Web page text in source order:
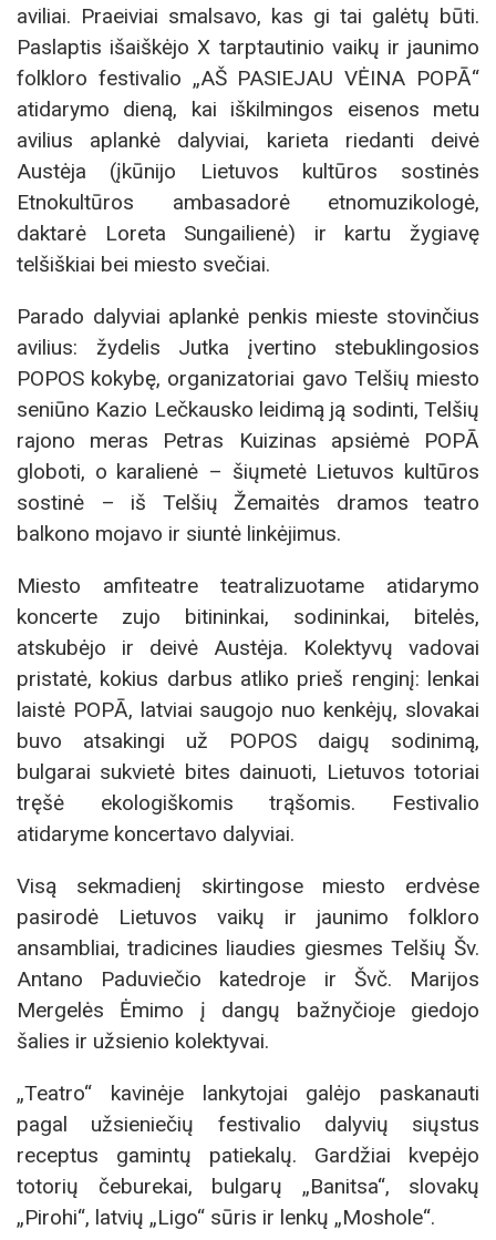
aviliai. Praeiviai smalsavo, kas gi tai galėtų būti.
Paslaptis išaiškėjo X tarptautinio vaikų ir jaunimo
folkloro festivalio „AŠ PASIEJAU VĖINA POPĀ“
atidarymo dieną, kai iškilmingos eisenos metu
avilius aplankė dalyviai, karieta riedanti deivė
Austėja (įkūnijo Lietuvos kultūros sostinės
Etnokultūros ambasadorė etnomuzikologė,
daktarė Loreta Sungailienė) ir kartu žygiavę
telšiškiai bei miesto svečiai.
Parado dalyviai aplankė penkis mieste stovinčius
avilius: žydelis Jutka įvertino stebuklingosios
POPOS kokybę, organizatoriai gavo Telšių miesto
seniūno Kazio Lečkausko leidimą ją sodinti, Telšių
rajono meras Petras Kuizinas apsiėmė POPĀ
globoti, o karalienė – šiųmetė Lietuvos kultūros
sostinė – iš Telšių Žemaitės dramos teatro
balkono mojavo ir siuntė linkėjimus.
Miesto amfiteatre teatralizuotame atidarymo
koncerte zujo bitininkai, sodininkai, bitelės,
atskubėjo ir deivė Austėja. Kolektyvų vadovai
pristatė, kokius darbus atliko prieš renginį: lenkai
laistė POPĀ, latviai saugojo nuo kenkėjų, slovakai
buvo atsakingi už POPOS daigų sodinimą,
bulgarai sukvietė bites dainuoti, Lietuvos totoriai
tręšė ekologiškomis trąšomis. Festivalio
atidaryme koncertavo dalyviai.
Visą sekmadienį skirtingose miesto erdvėse
pasirodė Lietuvos vaikų ir jaunimo folkloro
ansambliai, tradicines liaudies giesmes Telšių Šv.
Antano Paduviečio katedroje ir Švč. Marijos
Mergelės Ėmimo į dangų bažnyčioje giedojo
šalies ir užsienio kolektyvai.
„Teatro“ kavinėje lankytojai galėjo paskanauti
pagal užsieniečių festivalio dalyvių siųstus
receptus gamintų patiekalų. Gardžiai kvepėjo
totorių čeburekai, bulgarų „Banitsa“, slovakų
„Pirohi“, latvių „Ligo“ sūris ir lenkų „Moshole“.